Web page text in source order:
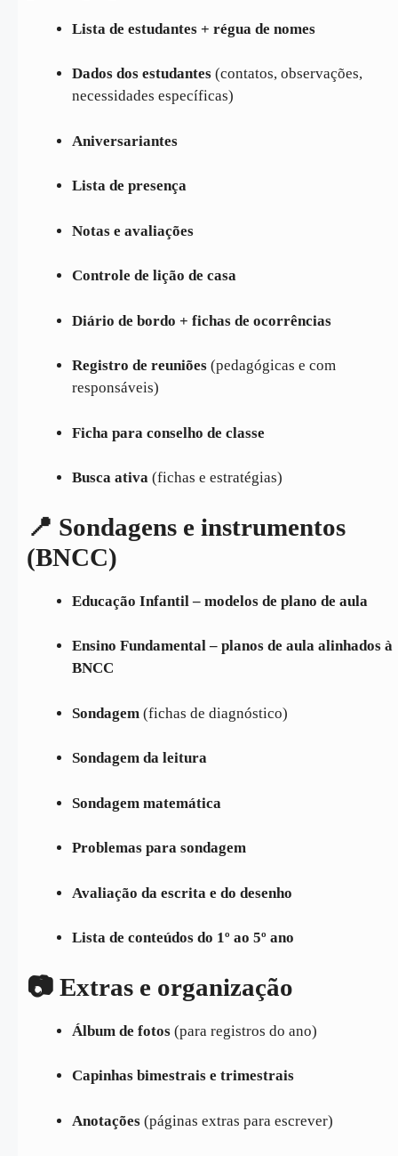
Lista de estudantes + régua de nomes
Dados dos estudantes (contatos, observações,
necessidades específicas)
Aniversariantes
Lista de presença
Notas e avaliações
Controle de lição de casa
Diário de bordo + fichas de ocorrências
Registro de reuniões (pedagógicas e com
responsáveis)
Ficha para conselho de classe
Busca ativa (fichas e estratégias)
📍 Sondagens e instrumentos
(BNCC)
Educação Infantil – modelos de plano de aula
Ensino Fundamental – planos de aula alinhados à
BNCC
Sondagem (fichas de diagnóstico)
Sondagem da leitura
Sondagem matemática
Problemas para sondagem
Avaliação da escrita e do desenho
Lista de conteúdos do 1º ao 5º ano
📷 Extras e organização
Álbum de fotos (para registros do ano)
Capinhas bimestrais e trimestrais
Anotações (páginas extras para escrever)